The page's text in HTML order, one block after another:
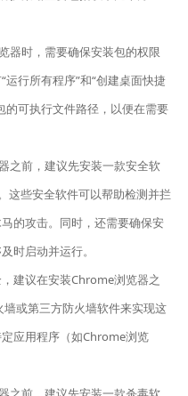
器时，需要确保安装包的权限
行所有程序”和“创建桌面快捷
的可执行文件路径，以便在需要
之前，建议先安装一款安全软
这些安全软件可以帮助检测并拦
的攻击。同时，还需要确保安
时启动并运行。
建议在安装Chrome浏览器之
或第三方防火墙软件来实现这
应用程序（如Chrome浏览